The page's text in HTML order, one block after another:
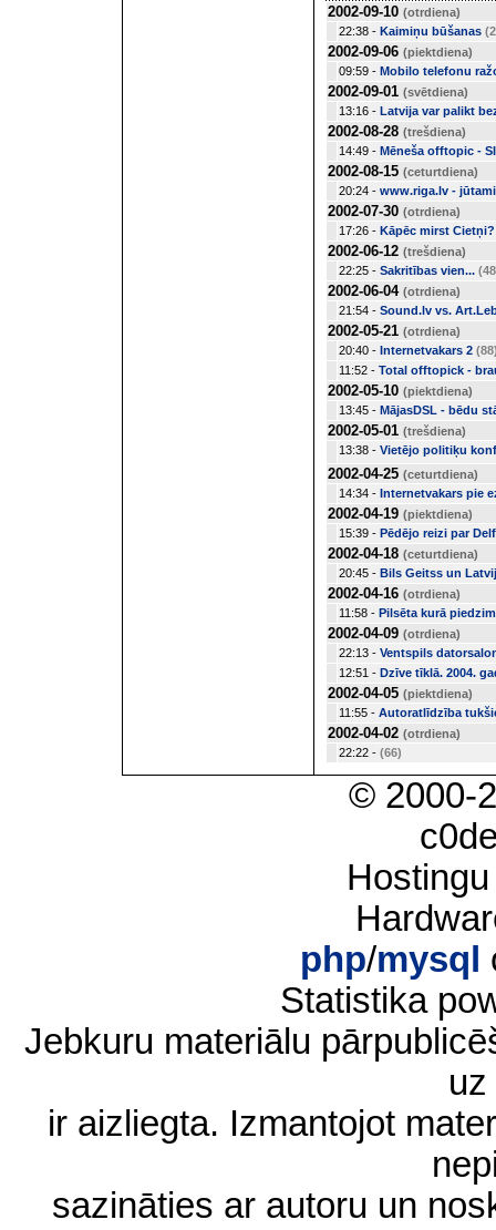
2002-09-10 (otrdiena)
22:38 - Kaimiņu būšanas
2002-09-06 (piektdiena)
09:59 - Mobilo telefonu
2002-09-01 (svētdiena)
13:16 - Latvija var palikt
2002-08-28 (trešdiena)
14:49 - Mēneša offtopic -
2002-08-15 (ceturtdiena)
20:24 - www.riga.lv -
2002-07-30 (otrdiena)
17:26 - Kāpēc mirst Cietņi?
2002-06-12 (trešdiena)
22:25 - Sakritības vien...
2002-06-04 (otrdiena)
21:54 - Sound.lv vs.
2002-05-21 (otrdiena)
20:40 - Internetvakars 2
11:52 - Total offtopick -
2002-05-10 (piektdiena)
13:45 - MājasDSL - bēdu
2002-05-01 (trešdiena)
13:38 - Vietējo politiķu
2002-04-25 (ceturtdiena)
14:34 - Internetvakars pie
2002-04-19 (piektdiena)
15:39 - Pēdējo reizi par
2002-04-18 (ceturtdiena)
20:45 - Bils Geitss un
2002-04-16 (otrdiena)
11:58 - Pilsēta kurā
2002-04-09 (otrdiena)
22:13 - Ventspils
12:51 - Dzīve tīklā. 2004.
2002-04-05 (piektdiena)
11:55 - Autoratlīdzība
2002-04-02 (otrdiena)
22:22 - (66)
© 2000-
php/mysql
Statistika
Jebkuru materiālu
ir aizliegta. Izmantojot
sazināties ar autoru un